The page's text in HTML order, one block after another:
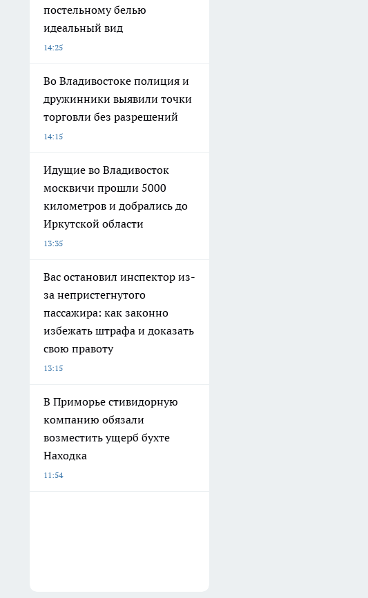
постельному белью
идеальный вид
14:25
Во Владивостоке полиция и
дружинники выявили точки
торговли без разрешений
14:15
Идущие во Владивосток
москвичи прошли 5000
километров и добрались до
Иркутской области
13:35
Вас остановил инспектор из-
за непристегнутого
пассажира: как законно
избежать штрафа и доказать
свою правоту
13:15
В Приморье стивидорную
компанию обязали
возместить ущерб бухте
Находка
11:54